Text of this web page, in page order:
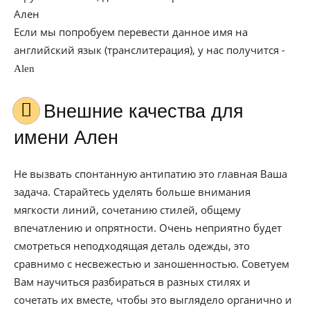
Ален
Если мы попробуем перевести данное имя на
английский язык (транслитерация), у нас получится -
Alen
Внешние качества для
имени Ален
Не вызвать спонтанную антипатию это главная Ваша
задача. Старайтесь уделять больше внимания
мягкости линий, сочетанию стилей, общему
впечатлению и опрятности. Очень неприятно будет
смотреться неподходящая деталь одежды, это
сравнимо с несвежестью и заношенностью. Советуем
Вам научиться разбираться в разных стилях и
сочетать их вместе, чтобы это выглядело органично и